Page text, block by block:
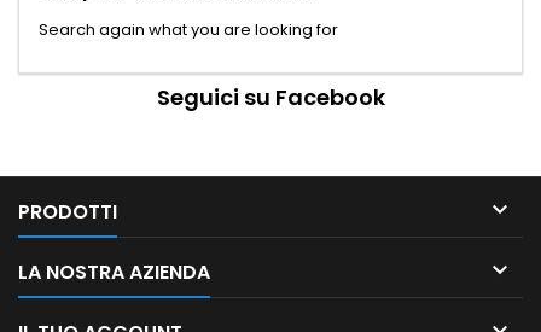
Search again what you are looking for
Seguici su Facebook
PRODOTTI 
LA NOSTRA AZIENDA 